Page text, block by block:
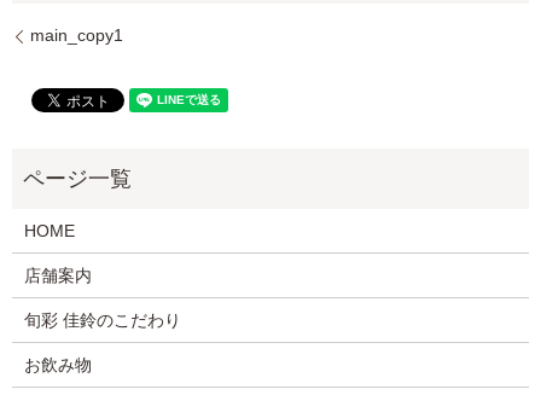
main_copy1
HOME
店舗案内
旬彩 佳鈴のこだわり
お飲み物